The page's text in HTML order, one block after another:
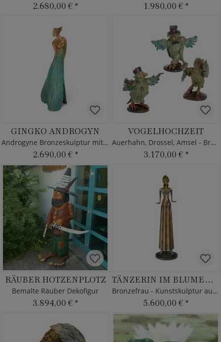
2.680,00 € * 1.980,00 € *
GINGKO ANDROGYN
Androgyne Bronzeskulptur mit grüner Patina
2.690,00 € *
VOGELHOCHZEIT
Auerhahn, Drossel, Amsel - Bronze
3.170,00 € *
RÄUBER HOTZENPLOTZ
Bemalte Räuber Dekofigur
3.894,00 € *
TÄNZERIN IM BLUMENKLEID
Bronzefrau - Kunstskulptur aus Handwerk
5.600,00 € *